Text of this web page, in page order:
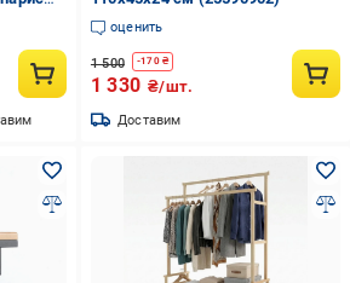
оценить
1 500 -170₴
1 330 ₴/шт.
Доставим